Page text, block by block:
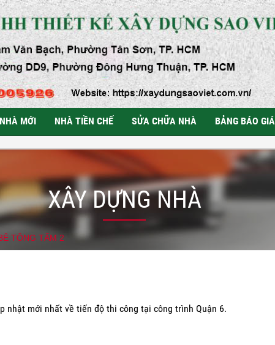
MỚI NHÀ TIỀN CHẾ SỬA CHỮA NHÀ BẢNG BÁO GIÁ
XÂY DỰNG NHÀ
TÔNG TẤM 2
nhật mới nhất về tiến độ thi công tại công trình Quận 6.